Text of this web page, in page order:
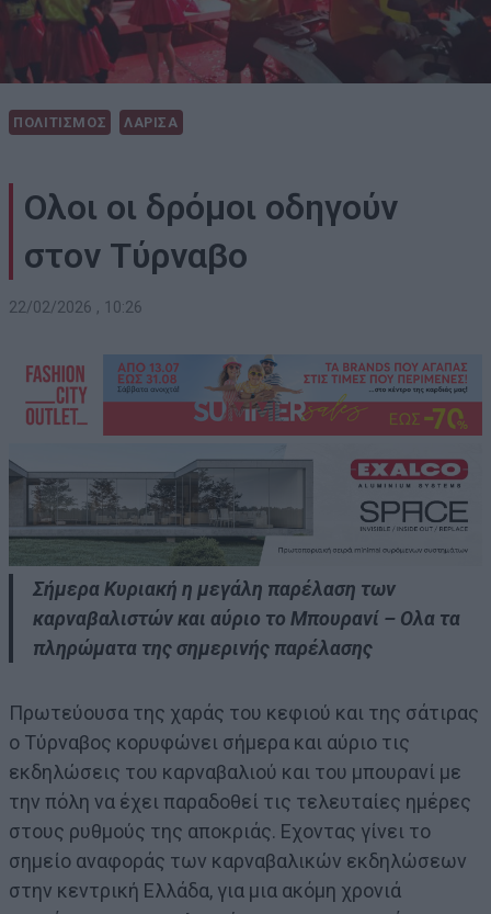
ΠΟΛΙΤΙΣΜΟΣ ΛΑΡΙΣΑ
Ολοι οι δρόμοι οδηγούν
στον Τύρναβο
22/02/2026 , 10:26
Σήμερα Κυριακή η μεγάλη παρέλαση των
καρναβαλιστών και αύριο το Μπουρανί – Ολα τα
πληρώματα της σημερινής παρέλασης
Πρωτεύουσα της χαράς του κεφιού και της σάτιρας
ο Τύρναβος κορυφώνει σήμερα και αύριο τις
εκδηλώσεις του καρναβαλιού και του μπουρανί με
την πόλη να έχει παραδοθεί τις τελευταίες ημέρες
στους ρυθμούς της αποκριάς. Εχοντας γίνει το
σημείο αναφοράς των καρναβαλικών εκδηλώσεων
στην κεντρική Ελλάδα, για μια ακόμη χρονιά